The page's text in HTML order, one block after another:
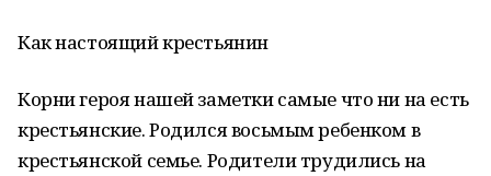
Как настоящий крестьянин
Корни героя нашей заметки самые что ни на есть
крестьянские. Родился восьмым ребенком в
крестьянской семье. Родители трудились на